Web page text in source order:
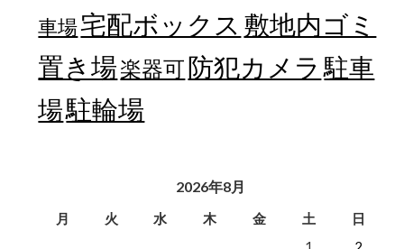
車場宅配ボックス 敷地内ゴミ
置き場楽器可防犯カメラ 駐車
場駐輪場
2026年8月
月 火 水 木 金 土
日